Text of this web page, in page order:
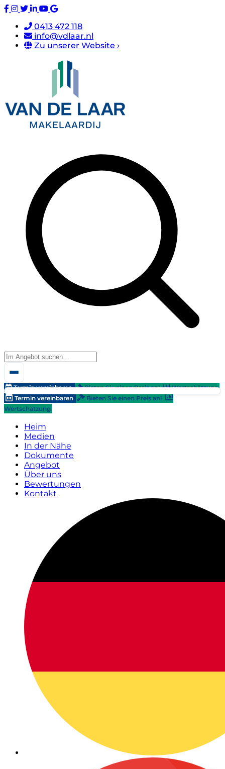
0413 472 118
info@vdlaar.nl
Zu unserer Website ›
Termin vereinbaren Bieten Sie einen Preis an!
Wertschätzung
Termin vereinbaren
Bieten Sie einen Preis an!
Wertschätzung
Heim
Medien
In der Nähe
Dokumente
Angebot
Über uns
Bewertungen
Kontakt